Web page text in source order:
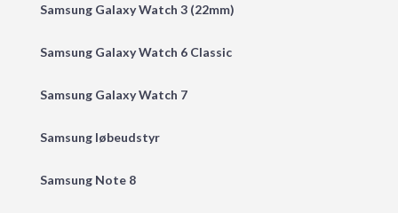
Samsung Galaxy Watch 3 (22mm)
Samsung Galaxy Watch 6 Classic
Samsung Galaxy Watch 7
Samsung løbeudstyr
Samsung Note 8